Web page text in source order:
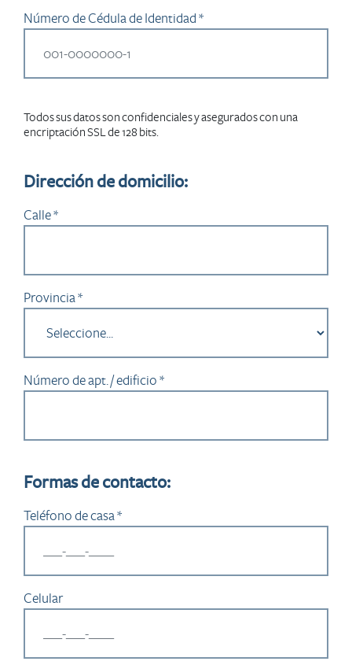
Número de Cédula de Identidad *
Todos sus datos son confidenciales y asegurados con una
encriptación SSL de 128 bits.
Dirección de domicilio:
Calle *
Provincia *
Número de apt. / edificio *
Formas de contacto:
Teléfono de casa *
Celular